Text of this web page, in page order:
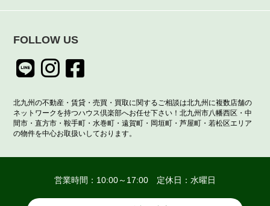
FOLLOW US
北九州の不動産・賃貸・売買・買取に関するご相談は北九州に複数店舗の
ネットワークを持つハウス倶楽部へお任せ下さい！北九州市八幡西区・中
間市・直方市・鞍手町・水巻町・遠賀町・岡垣町・芦屋町・若松区エリア
の物件を中心お取扱いしております。
営業時間：10:00～17:00 定休日：水曜日